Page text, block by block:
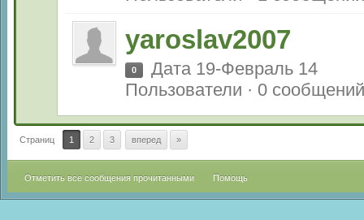
yaroslav2007
0
Дата 19-Февраль 14
Пользователи · 0 сообщений
Страниц 1 2 3 вперед »
Отметить все сообщения прочитанными Помощь